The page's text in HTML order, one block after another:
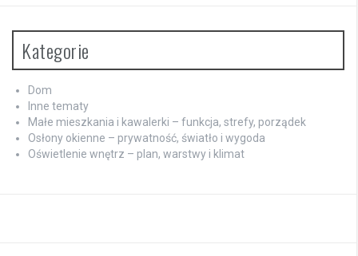
Kategorie
Dom
Inne tematy
Małe mieszkania i kawalerki – funkcja, strefy, porządek
Osłony okienne – prywatność, światło i wygoda
Oświetlenie wnętrz – plan, warstwy i klimat